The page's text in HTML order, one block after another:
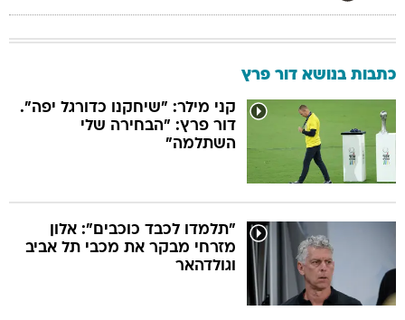
כתבות בנושא דור פרץ
קני מילר: "שיחקנו כדורגל יפה".
דור פרץ: "הבחירה שלי
השתלמה"
"תלמדו לכבד כוכבים": אלון
מזרחי מבקר את מכבי תל אביב
וגולדהאר